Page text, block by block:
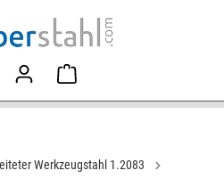
Werkzeugstahl 1.2083